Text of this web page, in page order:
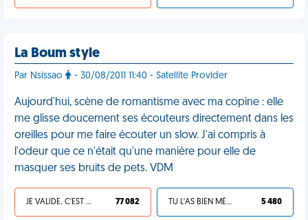
La Boum style
Par Nsissao - 30/08/2011 11:40 - Satellite Provider
Aujourd'hui, scène de romantisme avec ma copine : elle
me glisse doucement ses écouteurs directement dans les
oreilles pour me faire écouter un slow. J'ai compris à
l'odeur que ce n'était qu'une manière pour elle de
masquer ses bruits de pets. VDM
JE VALIDE, C'EST UNE VDM 77 082 TU L'AS BIEN MÉRITÉ 5 480